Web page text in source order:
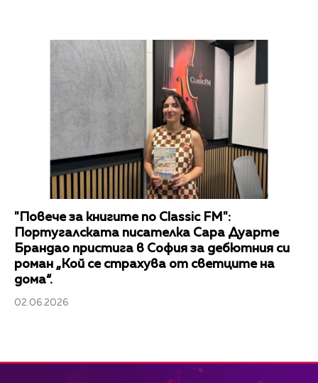
"Повече за книгите по Classic FM":
Португалската писателка Сара Дуарте
Брандао пристига в София за дебютния си
роман „Кой се страхува от светците на
дома“.
02.06.2026